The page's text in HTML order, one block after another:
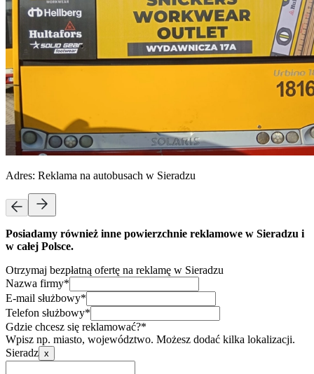
Adres: Reklama na autobusach w Sieradzu
Posiadamy również inne powierzchnie reklamowe w Sieradzu i
w całej Polsce.
Otrzymaj bezpłatną ofertę na reklamę w Sieradzu
Nazwa firmy*
E-mail służbowy*
Telefon służbowy*
Gdzie chcesz się reklamować?*
Wpisz np. miasto, województwo. Możesz dodać kilka lokalizacji.
Sieradz x